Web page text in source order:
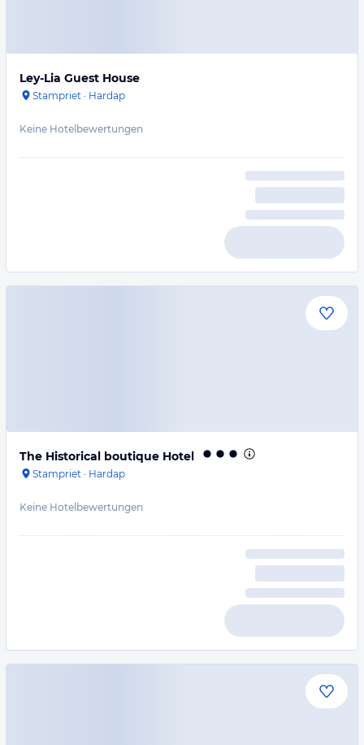
Ley-Lia Guest House
Stampriet · Hardap
Keine Hotelbewertungen
The Historical boutique Hotel
Stampriet · Hardap
Keine Hotelbewertungen